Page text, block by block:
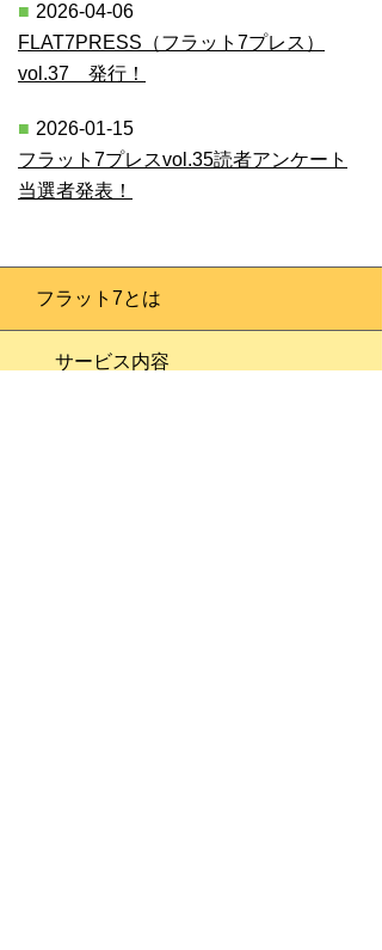
2026-04-06
FLAT7PRESS（フラット7プレス）
vol.37 発行！
2026-01-15
フラット7プレスvol.35読者アンケート
当選者発表！
フラット7とは
サービス内容